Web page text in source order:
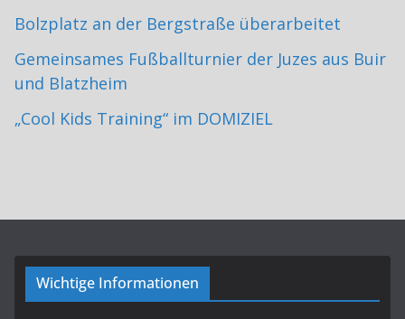
Bolzplatz an der Bergstraße überarbeitet
Gemeinsames Fußballturnier der Juzes aus Buir
und Blatzheim
„Cool Kids Training“ im DOMIZIEL
Wichtige Informationen